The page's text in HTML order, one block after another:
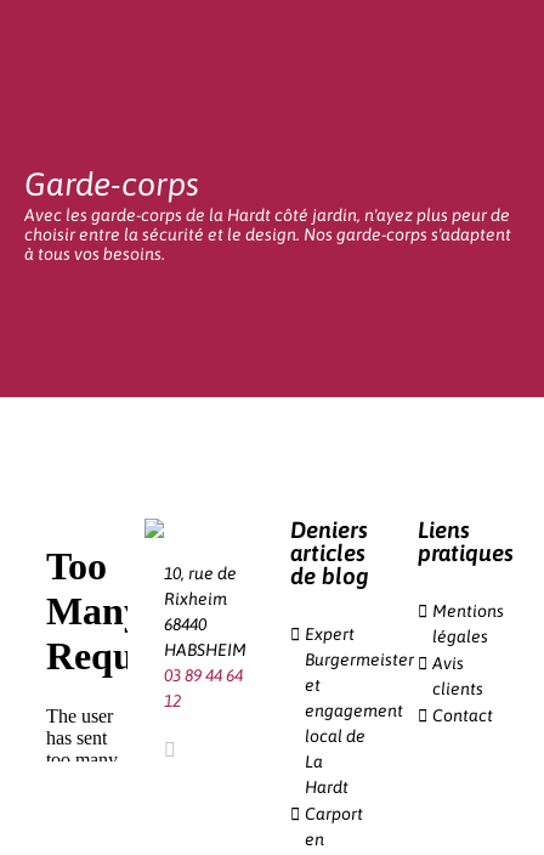
Garde-corps
Avec les garde-corps de la Hardt côté jardin, n'ayez plus peur de
choisir entre la sécurité et le design. Nos garde-corps s'adaptent
à tous vos besoins.
10, rue de
Rixheim
68440
HABSHEIM
03 89 44 64
12
Deniers
articles
de blog
Expert
Burgermeister
et
engagement
local de
La
Hardt
Carport
en
Liens
pratiques
Mentions
légales
Avis
clients
Contact